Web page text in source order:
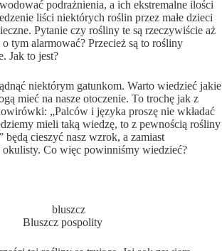
podrażnienia, a ich ekstremalne ilości
liści niektórych roślin przez małe dzieci
Pytanie czy rośliny te są rzeczywiście aż
o tym alarmować? Przecież są to rośliny
Jak to jest?
niektórym gatunkom. Warto wiedzieć jakie
mieć na nasze otoczenie. To trochę jak z
„Palców i języka proszę nie wkładać
mieli taką wiedzę, to z pewnością rośliny
będą cieszyć nasz wzrok, a zamiast
Co więc powinniśmy wiedzieć?
Bluszcz pospolity